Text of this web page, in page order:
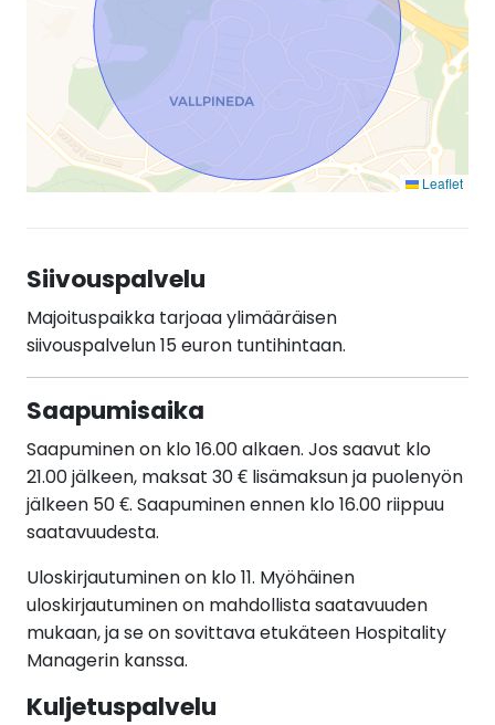
Leaflet
Siivouspalvelu
Majoituspaikka tarjoaa ylimääräisen
siivouspalvelun 15 euron tuntihintaan.
Saapumisaika
Saapuminen on klo 16.00 alkaen. Jos saavut klo
21.00 jälkeen, maksat 30 € lisämaksun ja puolenyön
jälkeen 50 €. Saapuminen ennen klo 16.00 riippuu
saatavuudesta.
Uloskirjautuminen on klo 11. Myöhäinen
uloskirjautuminen on mahdollista saatavuuden
mukaan, ja se on sovittava etukäteen Hospitality
Managerin kanssa.
Kuljetuspalvelu